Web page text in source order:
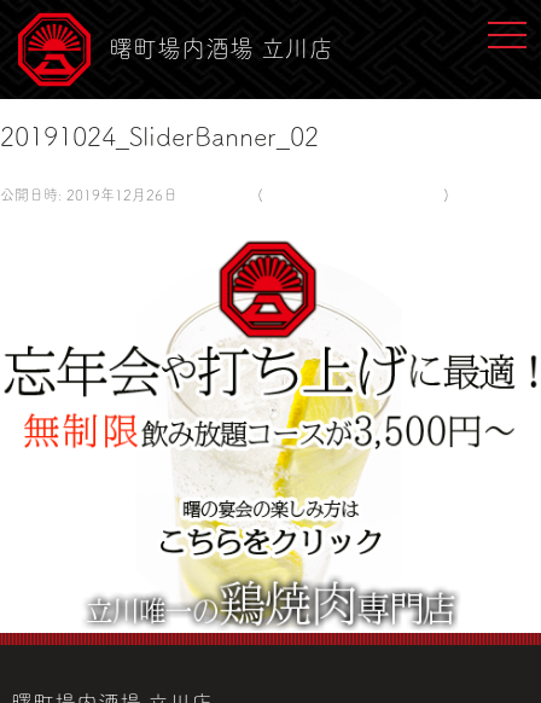
曙町場内酒場 立川店
20191024_SliderBanner_02
公開日時: 2019年12月26日 ( )